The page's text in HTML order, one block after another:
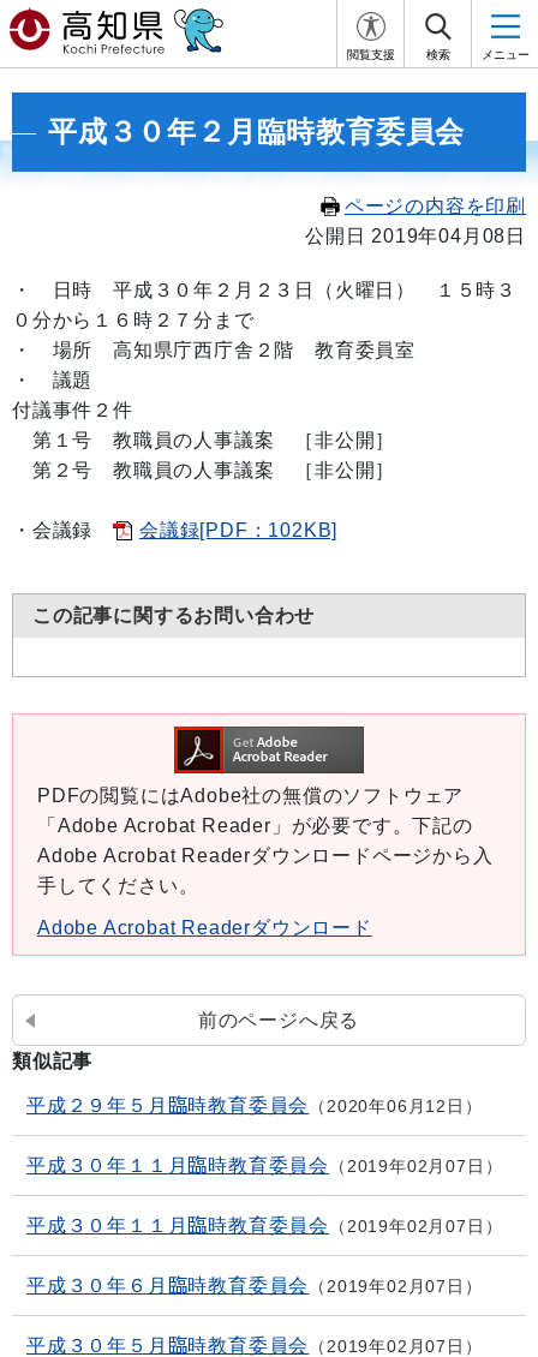
閲覧支援 検索 メニュー
平成３０年２月臨時教育委員会
ページの内容を印刷
公開日 2019年04月08日
・ 日時 平成３０年２月２３日（火 曜日） １５時 ３
０分から１６時２７分まで
・ 場所 高知県庁西庁舎２階 教育委員室
・ 議題
付議事件２件
第１号 教職員の人事議案 ［非公開］
第２号 教職員の人事議案 ［非公開］
・会議録 会議録[PDF：102KB]
この記事に関するお問い合わせ
PDFの閲覧にはAdobe社の無償のソフトウェア
「Adobe Acrobat Reader」が必要です。下記の
Adobe Acrobat Readerダウンロードページから入
手してください。
Adobe Acrobat Readerダウンロード
前のページへ戻る
類似記事
平成２９年５月臨時教育委員会 2020年06月12日
平成３０年１１月臨時教育委員会 2019年02月07日
平成３０年１１月臨時教育委員会 2019年02月07日
平成３０年６月臨時教育委員会 2019年02月07日
平成３０年５月臨時教育委員会 2019年02月07日